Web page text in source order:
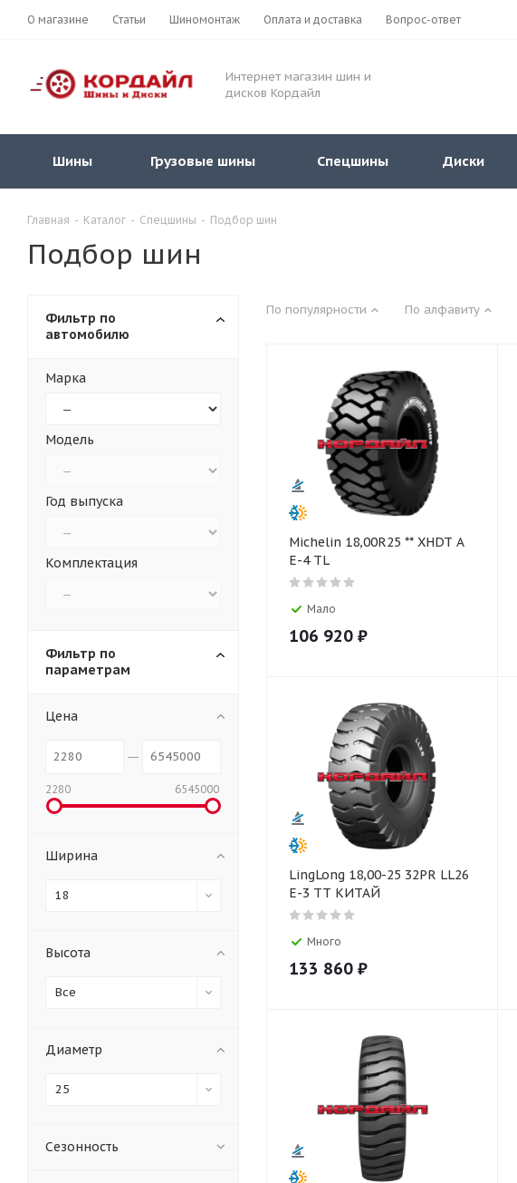
О магазине Статьи Шиномонтаж Оплата и доставка Вопрос-ответ
Интернет магазин шин и
дисков Кордайл
Шины Грузовые шины Спецшины Диски
Главная - Каталог - Спецшины - Подбор шин
Подбор шин
По популярности По алфавиту
Michelin 18,00R25 ** XHDT A
E-4 TL
Мало
106 920 ₽
LingLong 18,00-25 32PR LL26
E-3 TT КИТАЙ
Много
133 860 ₽
Фильтр по
автомобилю
Марка
Модель
Год выпуска
Комплектация
Фильтр по
параметрам
Цена
2280 6545000
Ширина
18
Высота
Все
Диаметр
25
Сезонность